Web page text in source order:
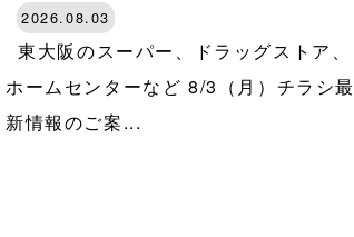
2026.08.03
東大阪のスーパー、ドラッグストア、
ホームセンターなど 8/3（月）チラシ最
新情報のご案...